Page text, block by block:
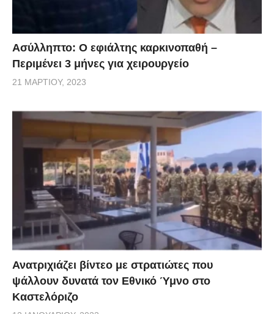
Ασύλληπτο: Ο εφιάλτης καρκινοπαθή –
Περιμένει 3 μήνες για χειρουργείο
21 ΜΑΡΤΊΟΥ, 2023
Ανατριχιάζει βίντεο με στρατιώτες που
ψάλλουν δυνατά τον Εθνικό Ύμνο στο
Καστελόριζο